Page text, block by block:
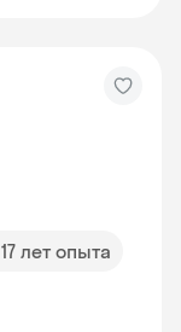
17 лет опыта